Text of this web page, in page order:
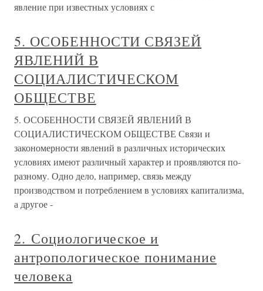
явление при известных условиях с
5. ОСОБЕННОСТИ СВЯЗЕЙ
ЯВЛЕНИЙ В
СОЦИАЛИСТИЧЕСКОМ
ОБЩЕСТВЕ
5. ОСОБЕННОСТИ СВЯЗЕЙ ЯВЛЕНИЙ В
СОЦИАЛИСТИЧЕСКОМ ОБЩЕСТВЕ Связи и
закономерности явлений в различных исторических
условиях имеют различный характер и проявляются по-
разному. Одно дело, например, связь между
производством и потреблением в условиях капитализма,
а другое -
2. Социологическое и
антропологическое понимание
человека